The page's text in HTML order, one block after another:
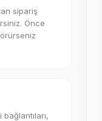
sipariş
Önce